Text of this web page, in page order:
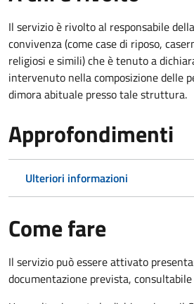
Il servizio è rivolto al responsabile
convivenza (come case di riposo,
religiosi e simili) che è tenuto a
intervenuto nella composizione delle
dimora abituale presso tale struttura.
Approfondimenti
Ulteriori informazioni
Come fare
Il servizio può essere attivato
documentazione prevista,